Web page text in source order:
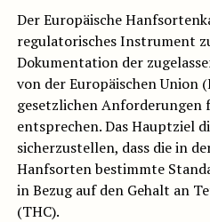
Der Europäische
regulatorisches Instrument
Dokumentation der
von der Europäischen Union
gesetzlichen Anforderungen
entsprechen. Das Hauptziel
sicherzustellen, dass die in
Hanfsorten bestimmte
in Bezug auf den Gehalt an
(THC).